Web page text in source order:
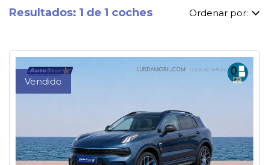
Resultados: 1 de 1 coches Ordenar por:
Vendido